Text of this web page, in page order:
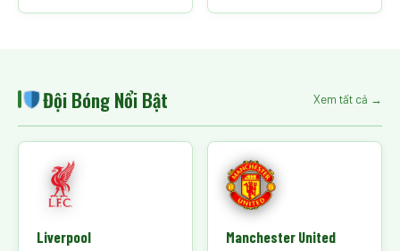
Đội Bóng Nổi Bật Xem tất cả →
Liverpool Manchester United